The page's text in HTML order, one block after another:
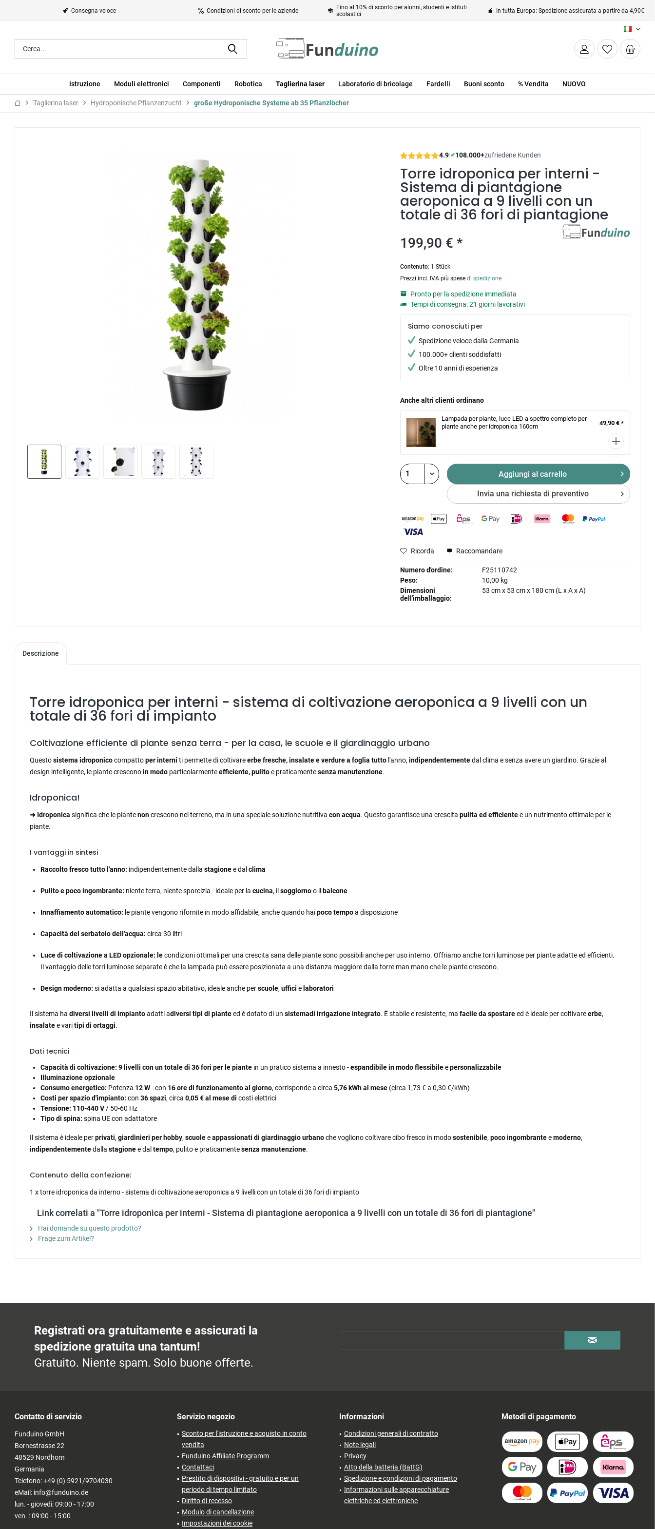
Consegna veloce Condizioni di sconto per le aziende
Fino al 10% di sconto per alunni, studenti e istituti
scolastici
In tutta Europa: Spedizione assicurata a partire da 4,90€
IT
Istruzione Moduli elettronici Componenti Robotica Taglierina laser Laboratorio di bricolage Fardelli Buoni sconto % Vendita NUOVO
Taglierina laser Hydroponische Pflanzenzucht große Hydroponische Systeme ab 35 Pflanzlöcher
4.9|✔108.000+zufriedene Kunden
Torre idroponica per interni -
Sistema di piantagione
aeroponica a 9 livelli con un
totale di 36 fori di piantagione
199,90 € *
Contenuto: 1 Stück
Prezzi incl. IVA più spesedi spedizione
Pronto per la spedizione immediata
Tempi di consegna: 21 giorni lavorativi
Siamo conosciuti per
Spedizione veloce dalla Germania
100.000+ clienti soddisfatti
Oltre 10 anni di esperienza
Anche altri clienti ordinano
Lampada per piante, luce LED a spettro completo per
piante anche per idroponica 160cm
49,90 € *
Aggiungi al carrello
Invia una richiesta di preventivo
Ricorda Raccomandare
Numero d'ordine:
F25110742
Peso:
10,00 kg
Dimensioni
dell'imballaggio:
53 cmx 53 cmx 180 cm (L x A x A)
Descrizione
Torre idroponica per interni - sistema di coltivazione aeroponica a 9 livelli con un
totale di 36 fori di impianto
Coltivazione efficiente di piante senza terra - per la casa, le scuole e il giardinaggio urbano
Questosistema idroponicocompattoper interni ti permette di coltivareerbe fresche, insalate e verdure a foglia tutto l'anno, indipendentementedal clima e senza avere un giardino. Grazie al
design intelligente, le piante cresconoin modo particolarmenteefficiente, pulitoe praticamentesenza manutenzione.
Idroponica!
➜ Idroponica significa che le piantenoncrescono nel terreno, ma in una speciale soluzione nutritiva con acqua. Questo garantisce una crescita pulita ed efficientee un nutrimento ottimale per le
piante.
I vantaggi in sintesi
Raccolto fresco tutto l'anno: indipendentemente dalla stagionee dal clima
Pulito e poco ingombrante: niente terra, niente sporcizia - ideale per la cucina, il soggiornoo il balcone
Innaffiamento automatico: le piante vengono rifornite in modo affidabile, anche quando haipoco tempoa disposizione
Capacità del serbatoio dell'acqua: circa 30 litri
Luce di coltivazione a LED opzionale: lecondizioni ottimali per una crescita sana delle piante sono possibili anche per uso interno. Offriamo anche torri luminose per piante adatte ed efficienti.
Il vantaggio delle torri luminose separate è che la lampada può essere posizionata a una distanza maggiore dalla torre man mano che le piante crescono.
Design moderno: si adatta a qualsiasi spazio abitativo, ideale anche perscuole, uffici e laboratori
Il sistema ha diversi livelli di impiantoadatti adiversi tipi di pianteed è dotato di un sistemadi irrigazioneintegrato. È stabile e resistente, ma facile da spostareed è ideale per coltivareerbe,
insalatee varitipi di ortaggi.
Dati tecnici
Capacità di coltivazione: 9 livelli con un totale di 36 fori per le piante in un pratico sistema a innesto -espandibile in modo flessibileepersonalizzabile
Illuminazione opzionale
Consumo energetico: Potenza 12 W- con 16 ore di funzionamento al giorno, corrisponde a circa 5,76 kWh al mese (circa 1,73 € a 0,30 €/kWh)
Costi per spazio d'impianto: con 36 spazi, circa 0,05 € al mese di costi elettrici
Tensione: 110-440 V / 50-60 Hz
Tipo di spina: spina UE con adattatore
Il sistema è ideale perprivati, giardinieri per hobby, scuoleeappassionati di giardinaggio urbanoche vogliono coltivare cibo fresco in modosostenibile, poco ingombranteemoderno,
indipendentementedalla stagionee dal tempo, pulito e praticamentesenza manutenzione.
Contenuto della confezione:
1 x torre idroponica da interno - sistema di coltivazione aeroponica a 9 livelli con un totale di 36 fori di impianto
Link correlati a "Torre idroponica per interni - Sistema di piantagione aeroponica a 9 livelli con un totale di 36 fori di piantagione"
Hai domande su questo prodotto?
Frage zum Artikel?
Registrati ora gratuitamente e assicurati la
spedizione gratuita una tantum!
Gratuito. Niente spam. Solo buone offerte.
Contatto di servizio
Funduino GmbH
Bornestrasse 22
48529 Nordhorn
Germania
Telefono: +49 (0) 5921/9704030
eMail: info@funduino.de
lun. - giovedì: 09:00 - 17:00
ven. : 09:00 - 15:00
Servizio negozio
Sconto per l'istruzione e acquisto in conto
vendita
Funduino Affiliate Programm
Contattaci
Prestito di dispositivi - gratuito e per un
periodo di tempo limitato
Diritto di recesso
Modulo di cancellazione
Impostazioni dei cookie
Informazioni
Condizioni generali di contratto
Note legali
Privacy
Atto della batteria (BattG)
Spedizione e condizioni di pagamento
Informazioni sulle apparecchiature
elettriche ed elettroniche
Metodi di pagamento